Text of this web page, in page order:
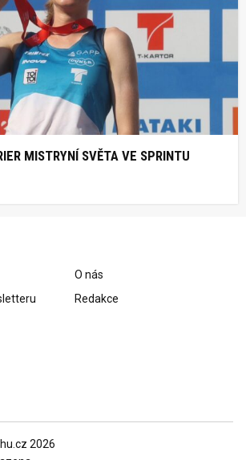
MISTRYNÍ SVĚTA VE SPRINTU
O nás
Redakce
2026